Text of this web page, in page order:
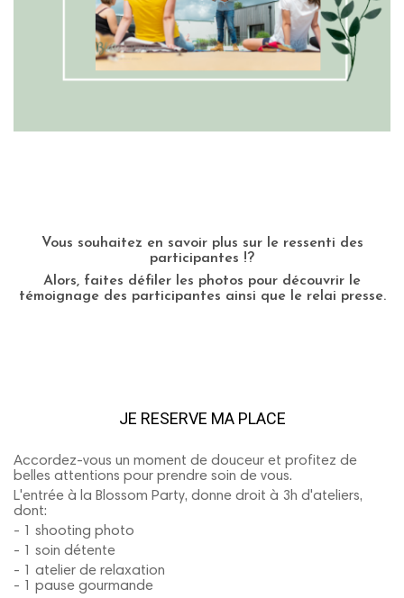
Vous souhaitez en savoir plus sur le ressenti des
participantes !?
Alors, faites défiler les photos pour découvrir le
témoignage des participantes ainsi que le relai presse.
JE RESERVE MA PLACE
Accordez-vous un moment de douceur et profitez de
belles attentions pour prendre soin de vous.
L'entrée à la Blossom Party, donne droit à 3h d'ateliers,
dont:
- 1 shooting photo
- 1 soin détente
- 1 atelier de relaxation
- 1 pause gourmande